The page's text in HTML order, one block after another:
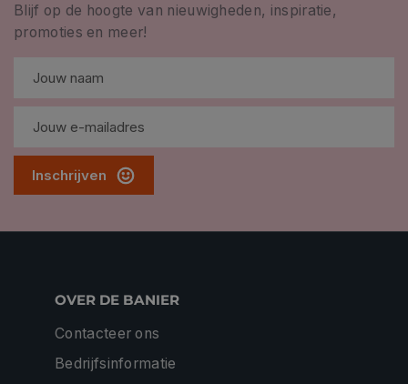
Blijf op de hoogte van nieuwigheden, inspiratie,
promoties en meer!
Inschrijven
OVER DE BANIER
Contacteer ons
Bedrijfsinformatie